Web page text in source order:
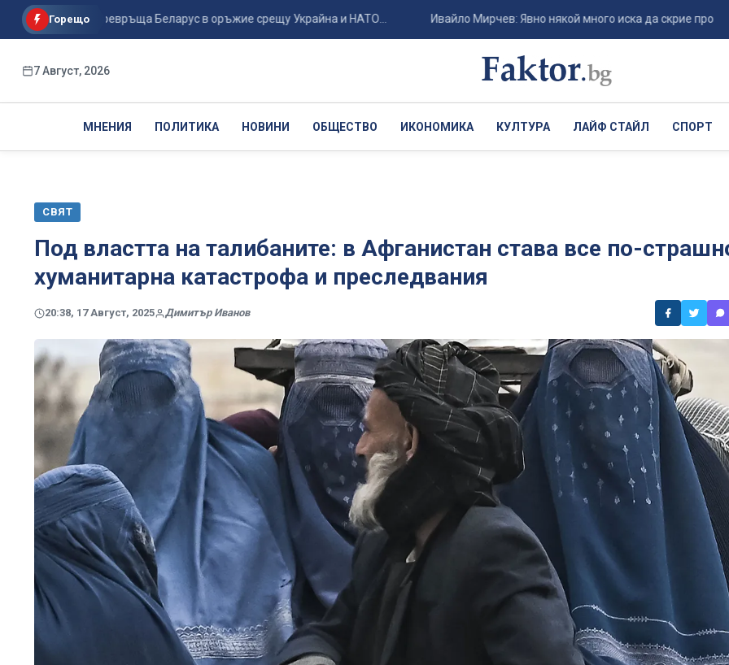
Горещо
Кремъл превръща Беларус в оръжие срещу Украйна и НАТО... Ивайло Мирчев: Явно някой много иска да скрие протокола за
7 Август, 2026
МНЕНИЯ ПОЛИТИКА НОВИНИ ОБЩЕСТВО ИКОНОМИКА КУЛТУРА ЛАЙФ СТАЙЛ СПОРТ
СВЯТ
Под властта на талибаните: в Афганистан става все по-
хуманитарна катастрофа и преследвания
20:38, 17 Август, 2025 Димитър Иванов